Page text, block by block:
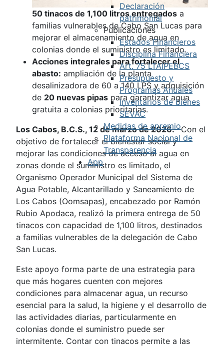
Declaración
patrimonial
Publicaciones
Estados Financieros
Disciplina Financiera
Art. 75 LTAIPEBCS
Presupuesto y
Programas Anuales
Inventarios de bienes
SEVAC
Medidas de apremio
Plataforma Nacional de
Transparencia
App
50 tinacos de 1,100 litros entregados a
familias vulnerables de Cabo San Lucas para
mejorar el almacenamiento de agua en
colonias donde el suministro es limitado.
Acciones integrales para fortalecer el
abasto: ampliación de la planta
desalinizadora de 60 a 140 LPS y adquisición
de 20 nuevas pipas para garantizar agua
gratuita a colonias prioritarias.
Los Cabos, B.C.S., 12 de marzo de 2026.– Con el
objetivo de fortalecer el bienestar social y
mejorar las condiciones de acceso al agua en
zonas donde el suministro es limitado, el
Organismo Operador Municipal del Sistema de
Agua Potable, Alcantarillado y Saneamiento de
Los Cabos (Oomsapas), encabezado por Ramón
Rubio Apodaca, realizó la primera entrega de 50
tinacos con capacidad de 1,100 litros, destinados
a familias vulnerables de la delegación de Cabo
San Lucas.
Este apoyo forma parte de una estrategia para
que más hogares cuenten con mejores
condiciones para almacenar agua, un recurso
esencial para la salud, la higiene y el desarrollo de
las actividades diarias, particularmente en
colonias donde el suministro puede ser
intermitente. Contar con tinacos permite a las